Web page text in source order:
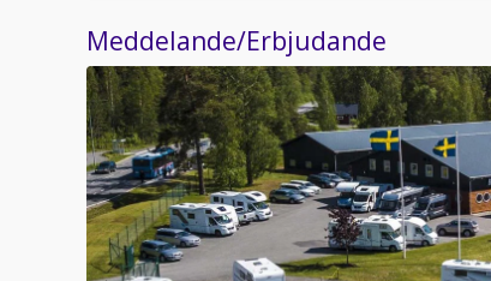
Meddelande/Erbjudande